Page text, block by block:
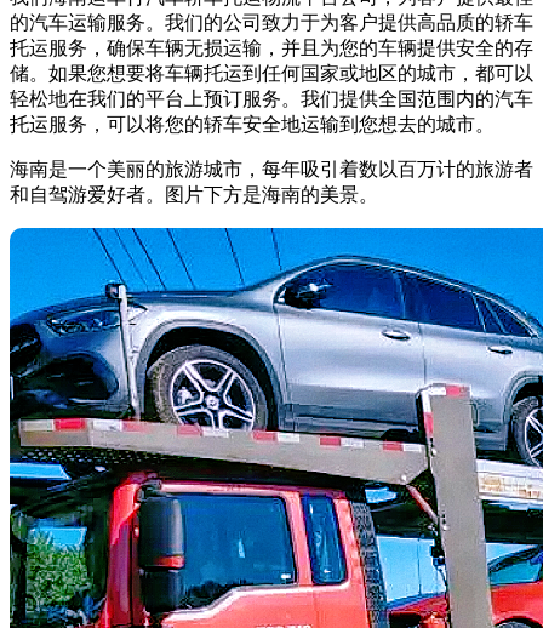
的汽车运输服务。我们的公司致力于为客户提供高品质的轿车
托运服务，确保车辆无损运输，并且为您的车辆提供安全的存
储。如果您想要将车辆托运到任何国家或地区的城市，都可以
轻松地在我们的平台上预订服务。我们提供全国范围内的汽车
托运服务，可以将您的轿车安全地运输到您想去的城市。
海南是一个美丽的旅游城市，每年吸引着数以百万计的旅游者
和自驾游爱好者。图片下方是海南的美景。